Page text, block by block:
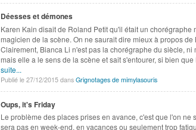
Déesses et démones
Karen Kain disait de Roland Petit qu'il était un chorégraphe
magicien de la scène. On ne saurait dire mieux à propos de
Clairement, Bianca Li n'est pas la chorégraphe du siècle, ni
mais elle a le sens de la scène et sait s'entourer, si bien que
suite...
Publié le 27/12/2015 dans Grignotages de mimylasouris
Oups, it's Friday
Le problème des places prises en avance, c'est que l'on ne
sera pas en week-end, en vacances ou seulement trop